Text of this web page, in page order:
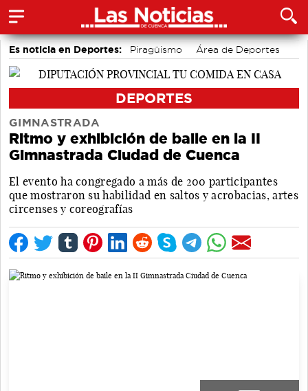
Es noticia en Deportes: Piragüismo
Área de Deportes
Bolos conquenses
DEPORTES
GIMNASTRADA
Ritmo y exhibición de baile en la II
Gimnastrada Ciudad de Cuenca
El evento ha congregado a más de 200 participantes
que mostraron su habilidad en saltos y acrobacias, artes
circenses y coreografías